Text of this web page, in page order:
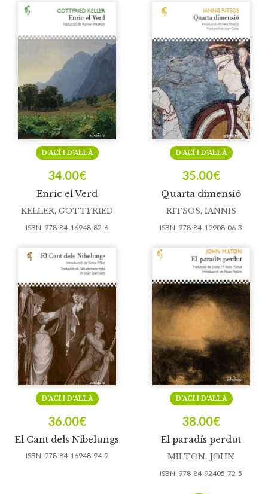
Enric el Verd
D’ACÍ I D’ALLÀ
34.00€
KELLER, GOTTFRIED
ISBN: 978-84-16948-82-6
Quarta dimensió
D’ACÍ I D’ALLÀ
35.00€
RITSOS, IANNIS
ISBN: 978-84-19908-06-3
El Cant dels Nibelungs
D’ACÍ I D’ALLÀ
36.00€
ISBN: 978-84-16948-94-9
El paradís perdut
D’ACÍ I D’ALLÀ
38.00€
MILTON, JOHN
ISBN: 978-84-92405-72-5